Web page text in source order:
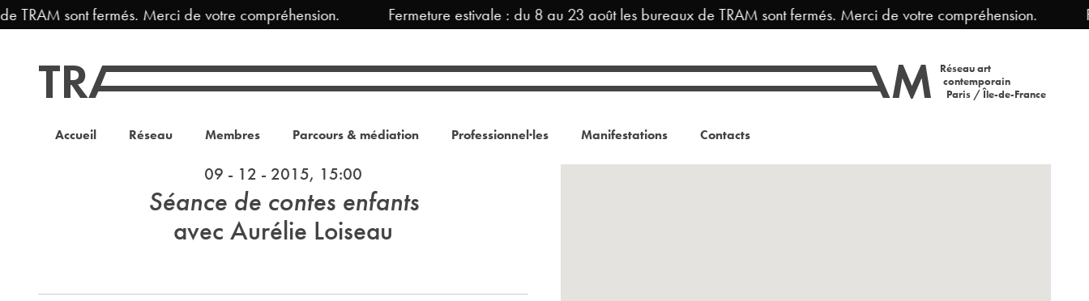
sont fermés. Merci de votre compréhension. Fermeture estivale : du 8 au 23 août les bureaux de TRAM sont fermés. Merci de votre compréhension.
Réseau art
contemporain
Paris / Île-de-France
Accueil Réseau Membres Parcours & médiation Professionnel·les Manifestations Contacts
09 - 12 - 2015, 15:00
Séance de contes enfants
avec Aurélie Loiseau